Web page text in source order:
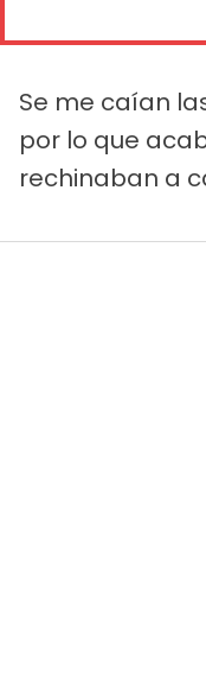
Se me caían
por lo que
rechinaban a